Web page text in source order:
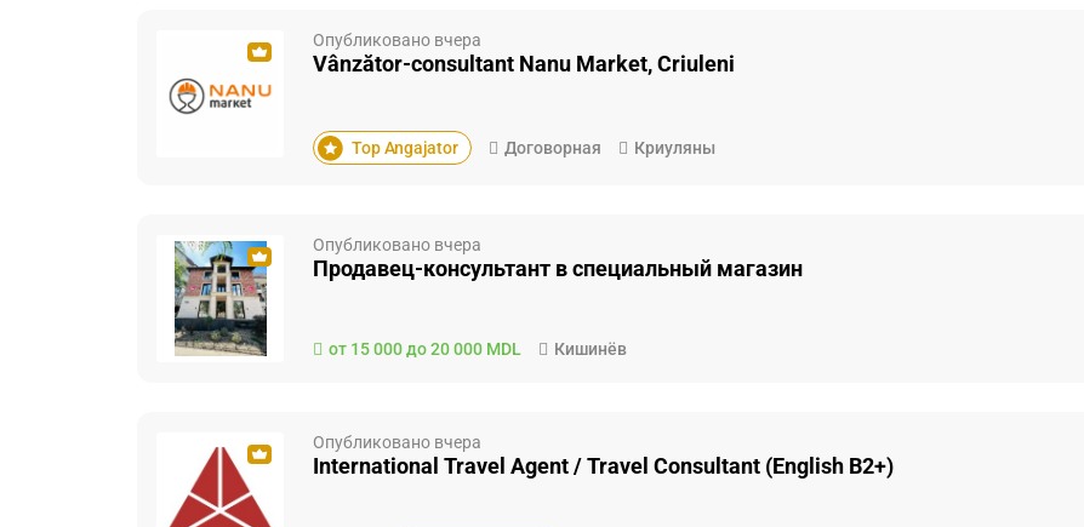
Опубликовано вчера
Vânzător-consultant Nanu Market, Criuleni
Top Angajator Договорная Криуляны
Опубликовано вчера
Продавец-консультант в специальный магазин
от 15 000 до 20 000 MDL Кишинёв
Опубликовано вчера
International Travel Agent / Travel Consultant (English B2+)